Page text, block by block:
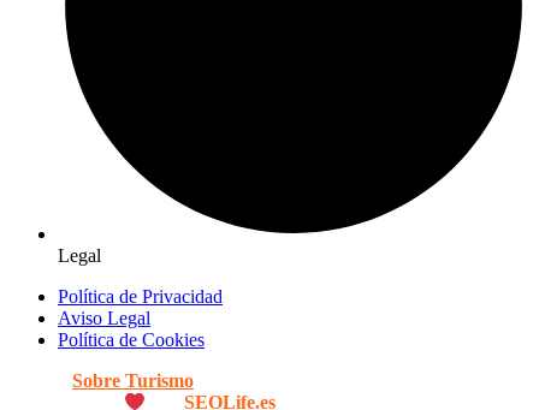
Legal
Política de Privacidad
Aviso Legal
Política de Cookies
Sobre Turismo
porSEOLife.es